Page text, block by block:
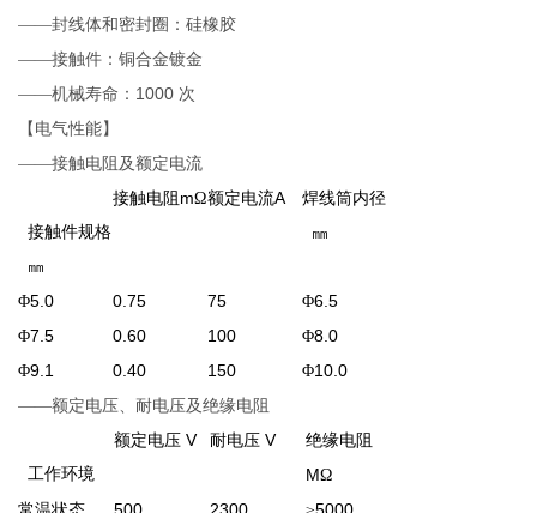
——封线体和密封圈：硅橡胶
——接触件：铜合金镀金
——机械寿命： 1000 次
【电气性能】
——接触电阻及额定电流
接触件规格
㎜
接触电阻 mΩ额定电流A
焊线筒内径
㎜
Φ5.0 0.75 75 Φ6.5
Φ7.5 0.60 100 Φ8.0
Φ9.1 0.40 150 Φ10.0
——额定电压、耐电压及绝缘电阻
工作环境
额定电压 V 耐电压 V 绝缘电阻
MΩ